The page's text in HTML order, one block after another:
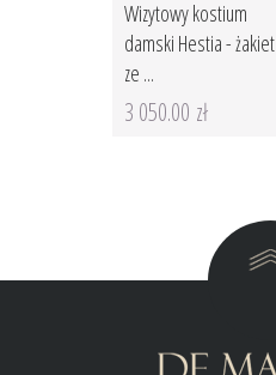
Wizytowy kostium
damski Hestia - żakiet
ze ...
3 050.00 zł